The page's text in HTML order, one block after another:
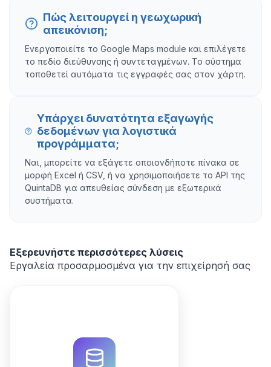
Πώς λειτουργεί η γεωχωρική
απεικόνιση;
Ενεργοποιείτε το Google Maps module και επιλέγετε
το πεδίο διεύθυνσης ή συντεταγμένων. Το σύστημα
τοποθετεί αυτόματα τις εγγραφές σας στον χάρτη.
Υπάρχει δυνατότητα εξαγωγής
δεδομένων για λογιστικά
προγράμματα;
Ναι, μπορείτε να εξάγετε οποιονδήποτε πίνακα σε
μορφή Excel ή CSV, ή να χρησιμοποιήσετε το API της
QuintaDB για απευθείας σύνδεση με εξωτερικά
συστήματα.
Εξερευνήστε περισσότερες λύσεις
Εργαλεία προσαρμοσμένα για την επιχείρησή σας
κοστολόγηση κατασκευαστικών
έργων με το QuintaDB.